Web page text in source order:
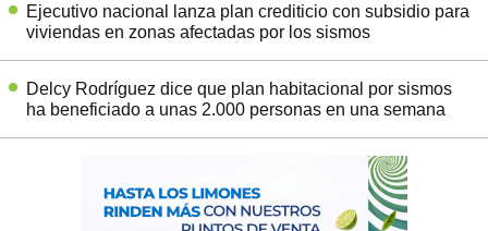
Ejecutivo nacional lanza plan crediticio con subsidio para
viviendas en zonas afectadas por los sismos
Delcy Rodríguez dice que plan habitacional por sismos
ha beneficiado a unas 2.000 personas en una semana